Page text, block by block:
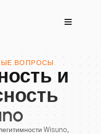
ВОПРОСЫ
и
Wisuno,